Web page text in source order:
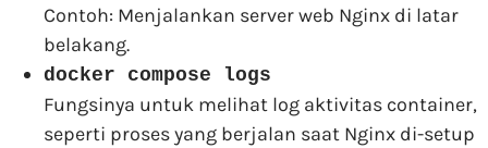
Contoh: Menjalankan server web Nginx di latar
belakang.
docker compose logs
Fungsinya untuk melihat log aktivitas container,
seperti proses yang berjalan saat Nginx di-setup